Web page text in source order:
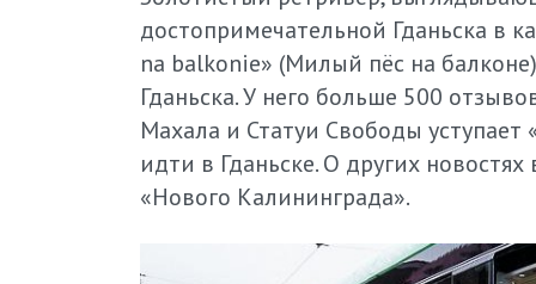
достопримечательной Гданьска в
na balkonie» (Милый пёс на
Гданьска. У него больше 500
Махала и Статуи Свободы уступает
идти в Гданьске. О других
«Нового Калининграда».